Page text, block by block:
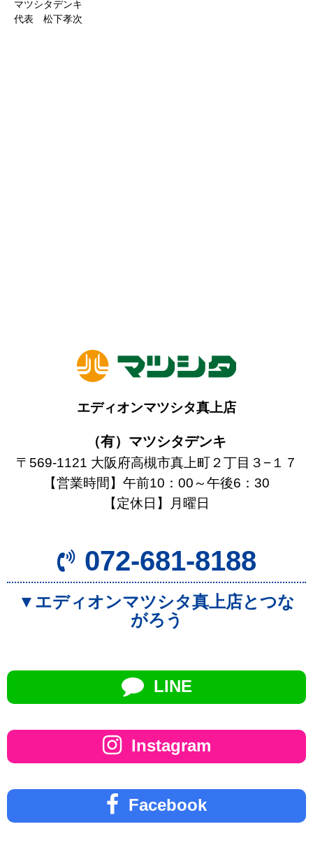
マツシタデンキ
代表 松下孝次
エディオンマツシタ真上店
（有）マツシタデンキ
〒569-1121 大阪府高槻市真上町２丁目３−１７
【営業時間】午前10：00～午後6：30
【定休日】月曜日
072-681-8188
▼エディオンマツシタ真上店とつな
がろう
LINE
Instagram
Facebook